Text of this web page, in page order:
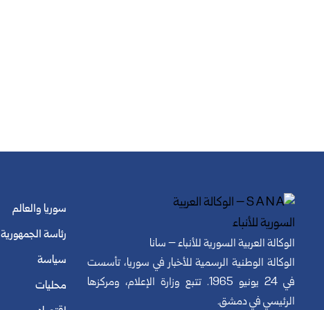
الوكالة العربية السورية للأنباء – سانا
الوكالة الوطنية الرسمية للأخبار في سوريا، تأسست
في 24 يونيو 1965. تتبع وزارة الإعلام، ومركزها
الرئيسي في دمشق.
سوريا والعالم
رئاسة الجمهورية
سياسة
محليات